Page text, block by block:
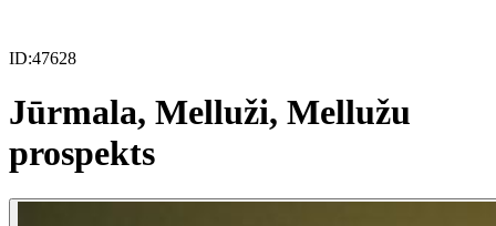
ID:47628
Jūrmala, Melluži, Mellužu
prospekts